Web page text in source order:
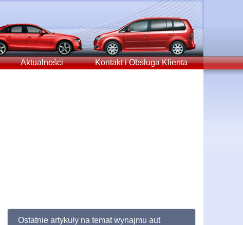
Aktualności Kontakt i Obsługa Klienta
Ostatnie artykuły na temat wynajmu aut